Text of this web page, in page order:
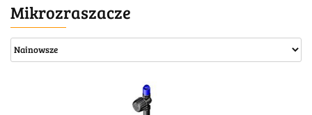
Mikrozraszacze